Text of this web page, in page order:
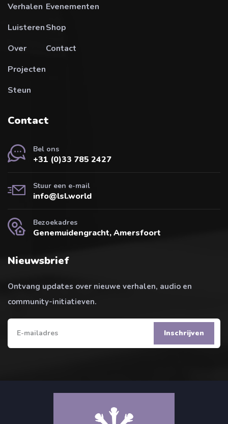
Verhalen
Luisteren
Over
Projecten
Steun
Evenementen
Shop
Contact
Contact
Bel ons
+31 (0)33 785 2427
Stuur een e-mail
info@lsl.world
Bezoekadres
Genemuidengracht, Amersfoort
Nieuwsbrief
Ontvang updates over nieuwe verhalen, audio en
community-initiatieven.
Inschrijven